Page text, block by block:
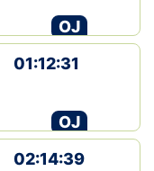
OJ
01:12:31
OJ
02:14:39